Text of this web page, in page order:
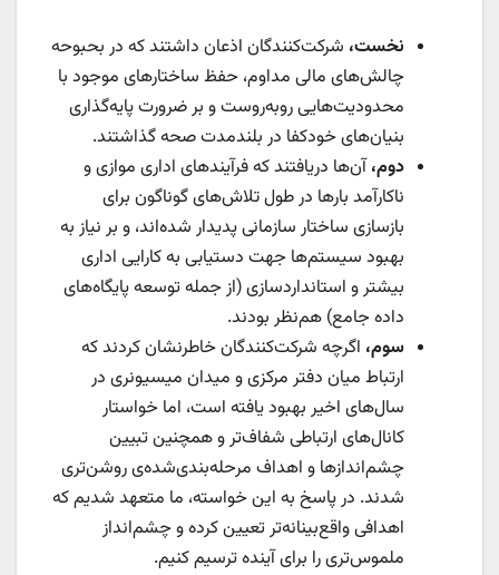
نخست، شرکت‌کنندگان اذعان داشتند که در بحبوحه
چالش‌های مالی مداوم، حفظ ساختارهای موجود با
محدودیت‌هایی روبه‌روست و بر ضرورت پایه‌گذاری
بنیان‌های خودکفا در بلندمدت صحه گذاشتند.
دوم،آن‌ها دریافتند که فرآیندهای اداری موازی و
ناکارآمد بارها در طول تلاش‌های گوناگون برای
بازسازی ساختار سازمانی پدیدار شده‌اند، و بر نیاز به
بهبود سیستم‌ها جهت دستیابی به کارایی اداری
بیشتر و استانداردسازی (از جمله توسعه پایگاه‌های
داده جامع) هم‌نظر بودند.
سوم، اگرچه شرکت‌کنندگان خاطرنشان کردند که
ارتباط میان دفتر مرکزی و میدان میسیونری در
سال‌های اخیر بهبود یافته است، اما خواستار
کانال‌های ارتباطی شفاف‌تر و همچنین تبیین
چشم‌اندازها و اهداف مرحله‌بندی‌شده‌ی روشن‌تری
شدند. در پاسخ به این خواسته، ما متعهد شدیم که
اهدافی واقع‌بینانه‌تر تعیین کرده و چشم‌انداز
ملموس‌تری را برای آینده ترسیم کنیم.